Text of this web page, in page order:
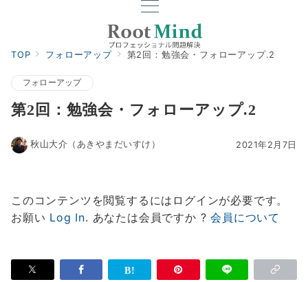
TOP フォローアップ 第2回：勉強会・フォローアップ.2
フォローアップ
第2回：勉強会・フォローアップ.2
2021年2月7日
秋山大介（あきやまだいすけ）
このコンテンツを閲覧するにはログインが必要です。
お願い Log In. あなたは会員ですか ?会員について